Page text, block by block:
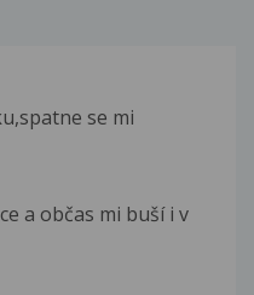
se mi
a občas mi buší i v